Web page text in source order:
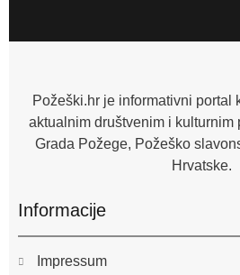
o
f
Požeški.hr je informativni portal
aktualnim društvenim i kulturnim
Grada Požege, Požeško
Hrvatske.
Informacije
Impressum